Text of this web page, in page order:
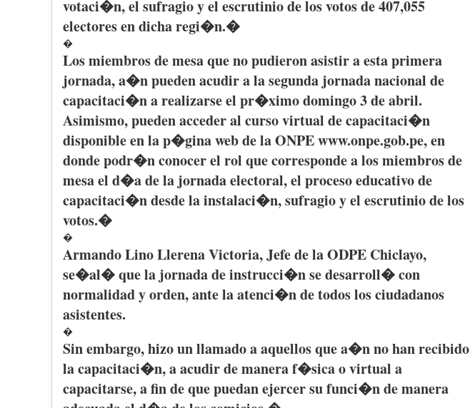
votaci�n, el sufragioy el escrutiniode losvotosde 407,055
electoresendicharegi�n.�
�
Losmiembrosde mesaquenopudieronasistiraestaprimera
jornada,a�npuedenacudira lasegunda jornadanacional de
capacitaci�narealizarseel pr�ximodomingo3 deabril.
Asimismo,puedenaccederal cursovirtual decapacitaci�n
disponibleen lap�ginaweb de laONPEwww.onpe.gob.pe, en
dondepodr�nconocerel rol quecorrespondea losmiembrosde
mesa el d�ade la jornadaelectoral, el procesoeducativode
capacitaci�ndesdelainstalaci�n,sufragioy el escrutiniode los
votos.�
�
ArmandoLinoLlerenaVictoria,Jefede laODPE Chiclayo,
se�al�quela jornadadeinstrucci�nsedesarroll�con
normalidadyorden, ante laatenci�ndetodoslosciudadanos
asistentes.
�
Sin embargo,hizounllamadoaaquellosquea�nnohanrecibido
lacapacitaci�n, aacudirdemaneraf�sicao virtual a
capacitarse, a fin dequepuedanejercersufunci�ndemanera